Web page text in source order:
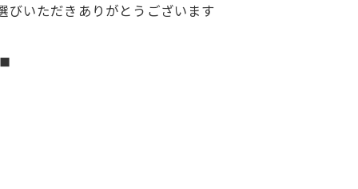
びいただきありがとうございます